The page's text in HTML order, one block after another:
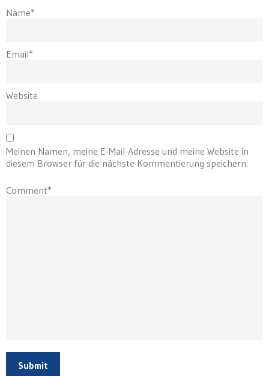
Name*
Email*
Website
Meinen Namen, meine E-Mail-Adresse und meine Website in
diesem Browser für die nächste Kommentierung speichern.
Comment*
Submit